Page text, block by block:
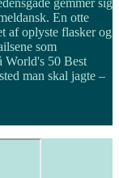
En otte
af oplyste flasker og
som
World's 50 Best
man skal jagte –